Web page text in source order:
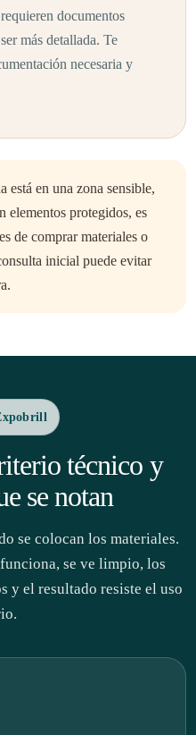
documentos
más detallada. Te
necesaria y
está en una zona sensible,
protegidos, es
de comprar materiales o
inicial puede evitar
técnico y
se notan
se colocan los materiales.
se ve limpio, los
y el resultado resiste el uso